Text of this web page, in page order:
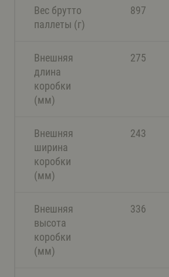
Вес брутто
паллеты (г)
897
Внешняя
длина
коробки
(мм)
275
Внешняя
ширина
коробки
(мм)
243
Внешняя
высота
коробки
(мм)
336